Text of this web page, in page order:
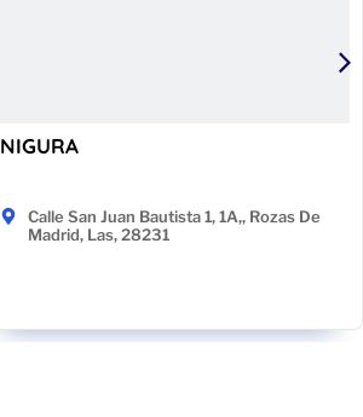
NIGURA
Calle San Juan Bautista 1, 1A,, Rozas De
Madrid, Las, 28231